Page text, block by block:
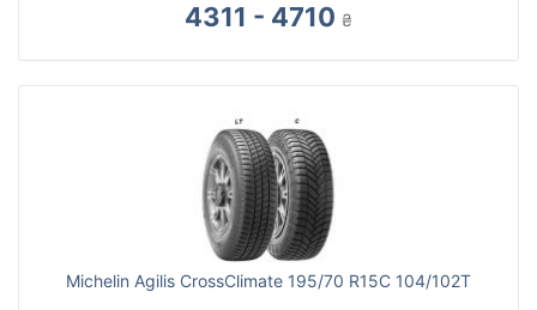
4311 - 4710 ₴
Michelin Agilis CrossClimate 195/70 R15C 104/102T